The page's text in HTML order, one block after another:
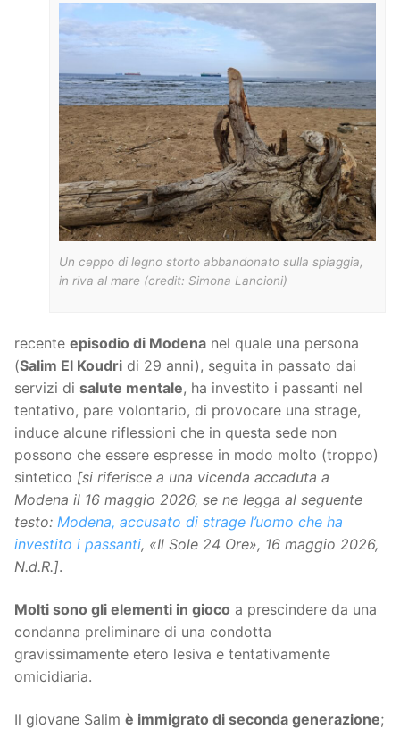
Un ceppo di legno storto abbandonato sulla spiaggia,
in riva al mare (credit: Simona Lancioni)
recente episodio di Modena nel quale una persona
(Salim El Koudri di 29 anni), seguita in passato dai
servizi di salute mentale, ha investito i passanti nel
tentativo, pare volontario, di provocare una strage,
induce alcune riflessioni che in questa sede non
possono che essere espresse in modo molto (troppo)
sintetico [si riferisce a una vicenda accaduta a
Modena il 16 maggio 2026, se ne legga al seguente
testo: Modena, accusato di strage l’uomo che ha
investito i passanti, «Il Sole 24 Ore», 16 maggio 2026,
N.d.R.].
Molti sono gli elementi in gioco a prescindere da una
condanna preliminare di una condotta
gravissimamente etero lesiva e tentativamente
omicidiaria.
Il giovane Salim è immigrato di seconda generazione;